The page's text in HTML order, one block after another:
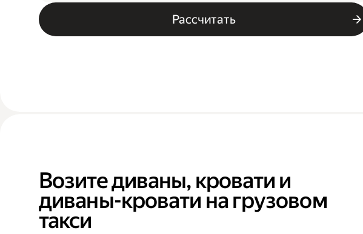
Рассчитать
Возите диваны, кровати и
диваны-кровати на грузовом
такси